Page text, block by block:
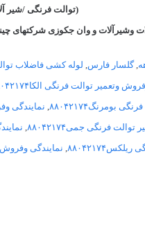
(توالت فرنگی /شیر
وشیرآلات و وان جکوزی شرکتهای
,گلسار فارس لوله کشی فاضلاب
وتعمیر توالت فرنگی الکا۸۸۰۴۲۱۷۴
بومرنگ۸۸۰۴۲۱۷۴ نمایندگی
فرنگی جمی۸۸۰۴۲۱۷۴
نمایندگی وفروش